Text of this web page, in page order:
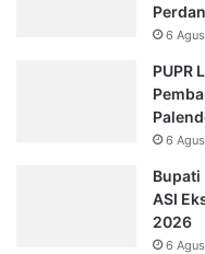
6
PUPR
6
Bupati
ASI
2026
6